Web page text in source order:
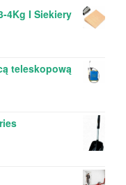
4Kg I Siekiery
teleskopową